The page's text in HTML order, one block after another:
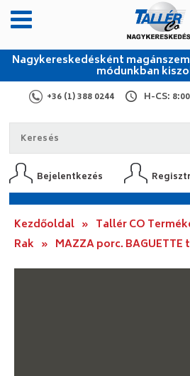
Nagykereskedésként
módunkban
+36 (1) 388 0244 H-CS:
Bejelentkezés
Kezdőoldal » Tallér CO
Rak » MAZZA porc. BAGUETTE